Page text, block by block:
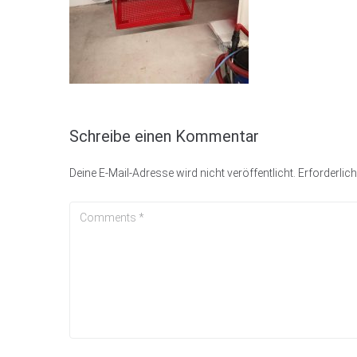
Schreibe einen Kommentar
Deine E-Mail-Adresse wird nicht veröffentlicht.